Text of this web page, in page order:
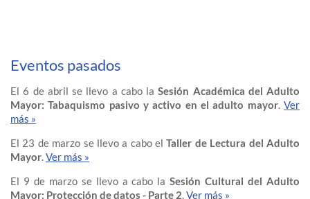
Eventos pasados
El 6 de abril se llevo a cabo laSesión Académica del Adulto
Mayor:Tabaquismo pasivo y activo en el adulto mayor.Ver
más »
El 23 de marzo se llevo a cabo elTaller de Lectura del Adulto
Mayor.Ver más »
El 9 de marzo se llevo a cabo laSesión Cultural del Adulto
Mayor: Protección de datos - Parte 2.Ver más »